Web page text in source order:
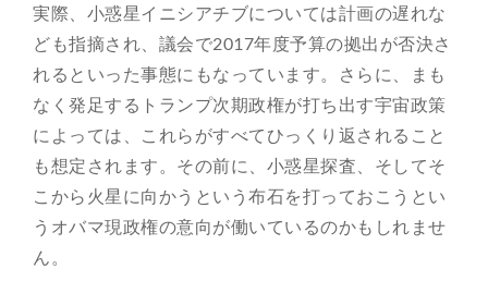
実際、小惑星イニシアチブについては計画の遅れな
ども指摘され、議会で2017年度予算の拠出が否決さ
れるといった事態にもなっています。さらに、まも
なく発足するトランプ次期政権が打ち出す宇宙政策
によっては、これらがすべてひっくり返されること
も想定されます。その前に、小惑星探査、そしてそ
こから火星に向かうという布石を打っておこうとい
うオバマ現政権の意向が働いているのかもしれませ
ん。